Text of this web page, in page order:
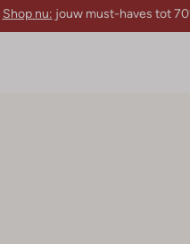
Shop nu: jouw must-haves tot